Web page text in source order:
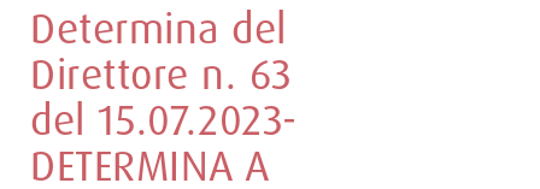
Determina del
Direttore n. 63
del 15.07.2023-
DETERMINA A